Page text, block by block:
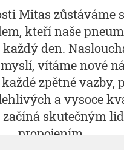
Mitas zůstáváme
kteří naše
den.
vítáme nové
zpětné vazby,
a vysoce
skutečným
propojením.